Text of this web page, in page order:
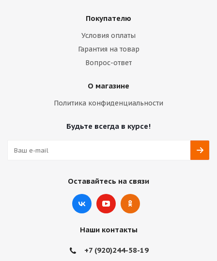
Покупателю
Условия оплаты
Гарантия на товар
Вопрос-ответ
О магазине
Политика конфиденциальности
Будьте всегда в курсе!
Оставайтесь на связи
Наши контакты
+7 (920)244-58-19